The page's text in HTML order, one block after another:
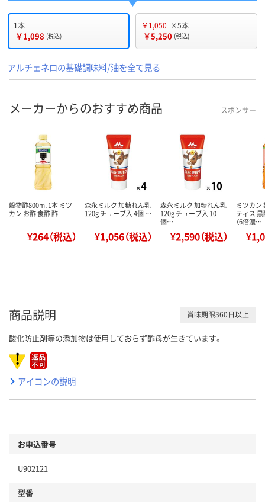
1本
￥1,098 (税込)
￥1,050 ×5本
￥5,250 (税込)
アルチェネロの基礎調味料/油を全て見る
メーカーからのおすすめ商品 スポンサー
穀物酢800ml 1本 ミツ
カン お酢 食酢 酢
¥264（税込）
森永ミルク 加糖れん乳
120g チューブ入 4個 …
¥1,056（税込）
森永ミルク 加糖れん乳
120g チューブ入 10
個…
¥2,590（税込）
ミツカン
ティス
（6倍濃…
商品説明 賞味期限360日以上
酸化防止剤等の添加物は使用しておらず酢母が生きています。
アイコンの説明
お申込番号
U902121
型番